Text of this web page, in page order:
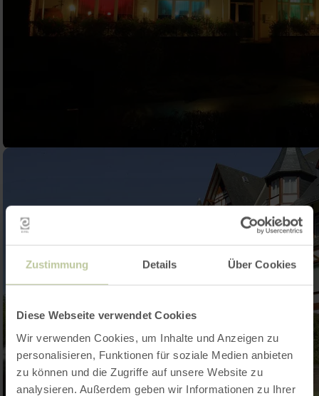
Zustimmung Details Über Cookies
Diese Webseite verwendet Cookies
Wir verwenden Cookies, um Inhalte und Anzeigen zu
personalisieren, Funktionen für soziale Medien anbieten
zu können und die Zugriffe auf unsere Website zu
analysieren. Außerdem geben wir Informationen zu Ihrer